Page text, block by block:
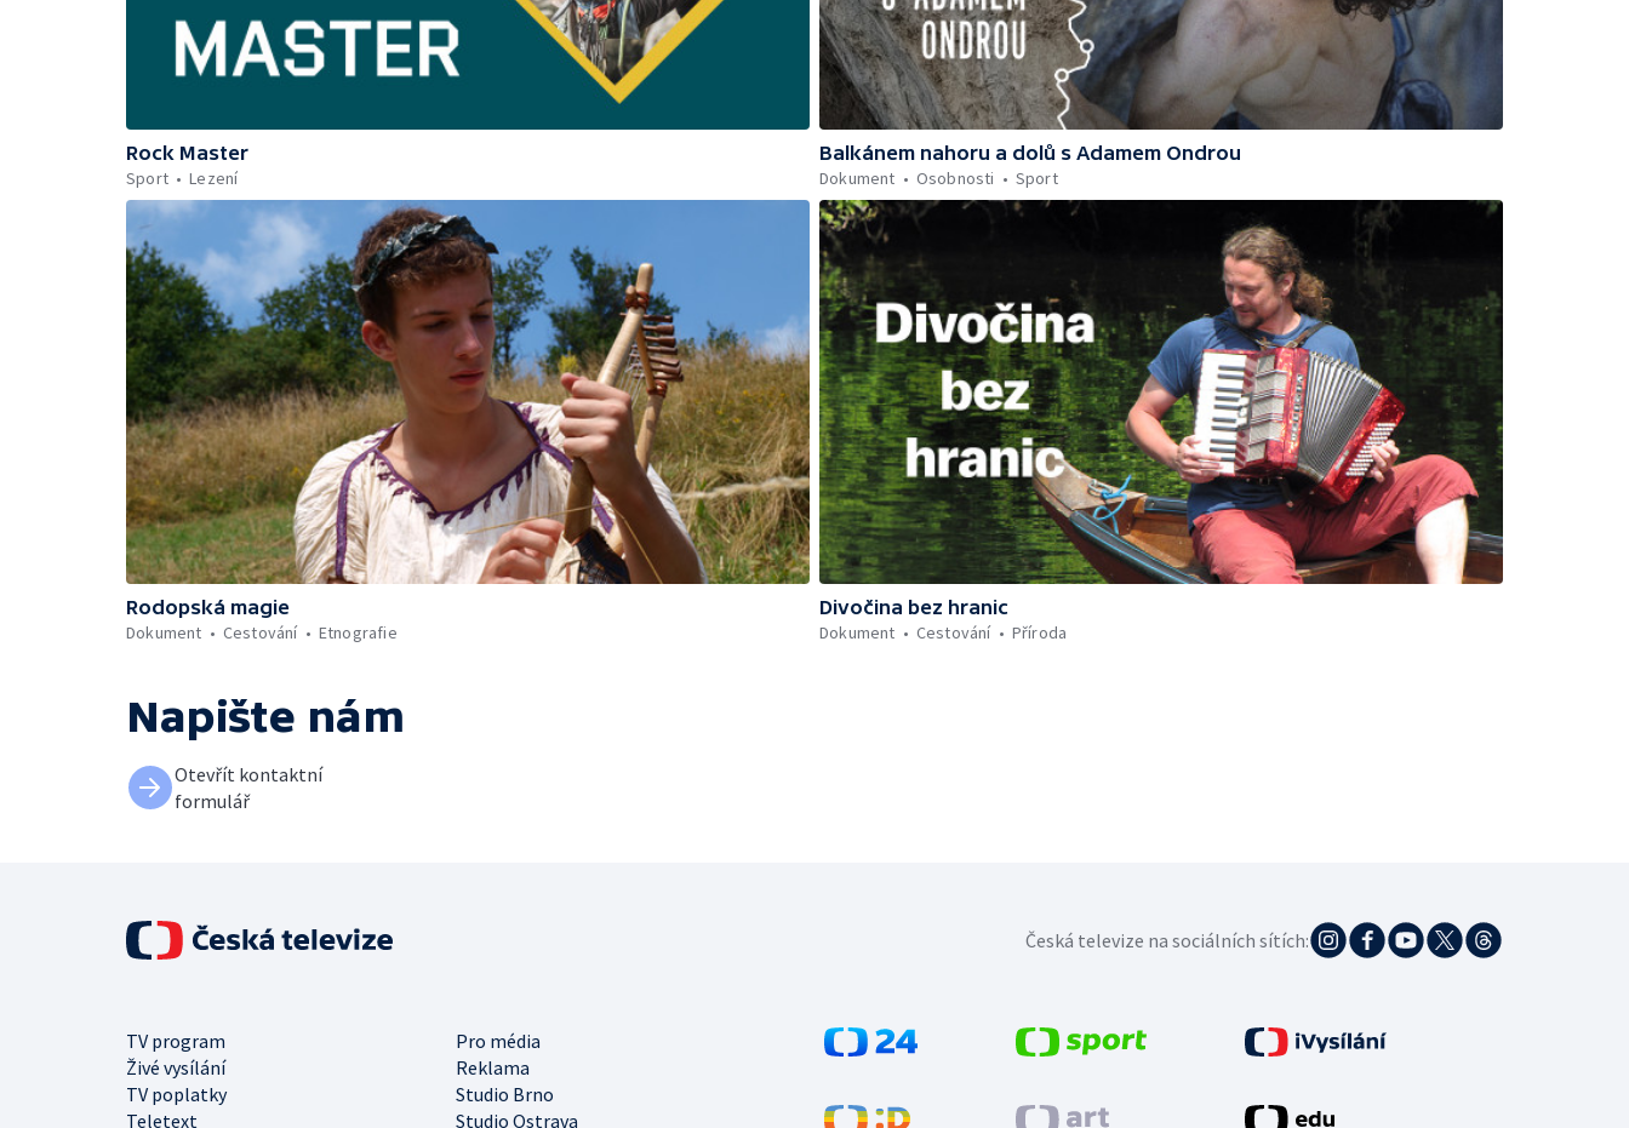
Rock Master
Sport
Lezení
Balkánem nahoru a dolů s Adamem Ondrou
Dokument
Osobnosti Sport
Rodopská magie
Dokument
Cestování Etnografie
Divočina bez hranic
Dokument
Cestování Příroda
Napište nám
Otevřít kontaktní
formulář
TV program
Pro média
Živé vysílání
Reklama
TV poplatky
Studio Brno
Teletext
Studio Ostrava
Česká televize na sociálních sítích: